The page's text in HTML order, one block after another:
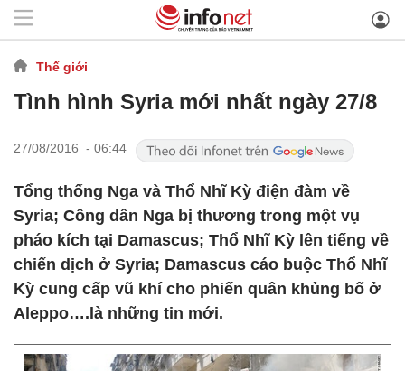
Thế giới
Tình hình Syria mới nhất ngày 27/8
27/08/2016 - 06:44
Tổng thống Nga và Thổ Nhĩ Kỳ điện đàm về
Syria; Công dân Nga bị thương trong một vụ
pháo kích tại Damascus; Thổ Nhĩ Kỳ lên tiếng về
chiến dịch ở Syria; Damascus cáo buộc Thổ Nhĩ
Kỳ cung cấp vũ khí cho phiến quân khủng bố ở
Aleppo….là những tin mới.